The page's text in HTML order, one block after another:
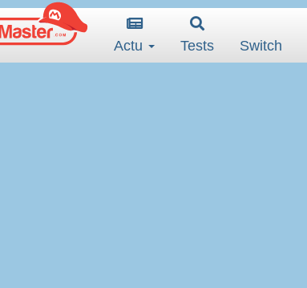
Actu Tests Switch